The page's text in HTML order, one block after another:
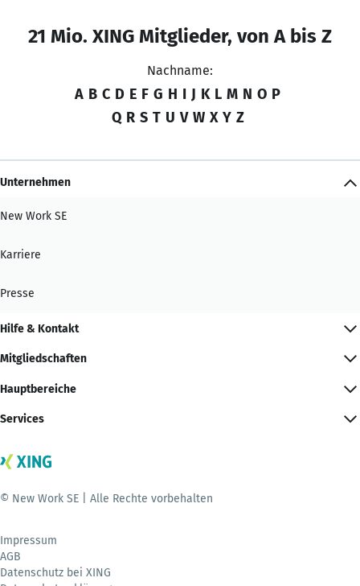
21 Mio. XING Mitglieder, von A bis Z
Nachname:
A B C D E F G H I J K L M N O P
Q R S T U V W X Y Z
Unternehmen
New Work SE
Karriere
Presse
Hilfe & Kontakt
Mitgliedschaften
Hauptbereiche
Services
© New Work SE | Alle Rechte vorbehalten
Impressum
AGB
Datenschutz bei XING